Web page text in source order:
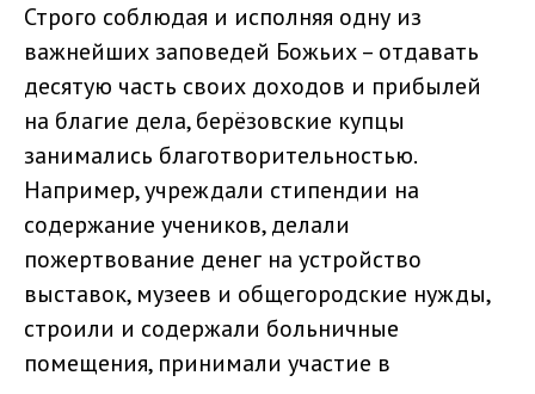
Строго соблюдая и исполняя одну из
важнейших заповедей Божьих – отдавать
десятую часть своих доходов и прибылей
на благие дела, берёзовские купцы
занимались благотворительностью.
Например, учреждали стипендии на
содержание учеников, делали
пожертвование денег на устройство
выставок, музеев и общегородские нужды,
строили и содержали больничные
помещения, принимали участие в